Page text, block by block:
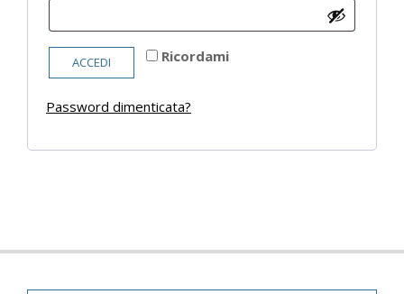
Ricordami
ACCEDI
Password dimenticata?
05-